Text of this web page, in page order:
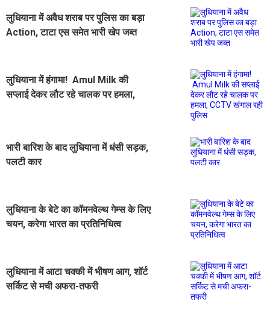
लुधियाना में अवैध शराब पर पुलिस का बड़ा
Action, टाटा एस समेत भारी खेप जब्त
लुधियाना में हंगामा! Amul Milk की
सप्लाई देकर लौट रहे चालक पर हमला,
भारी बारिश के बाद लुधियाना में धंसी सड़क,
पलटी कार
लुधियाना के बेटे का कॉमनवेल्थ गेम्स के लिए
चयन, करेगा भारत का प्रतिनिधित्व
लुधियाना में आटा चक्की में भीषण आग, शॉर्ट
सर्किट से मची अफरा-तफरी